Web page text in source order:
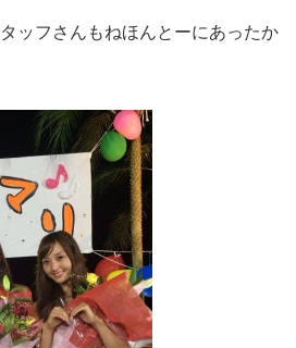
ッフさんもねほんとーにあったか